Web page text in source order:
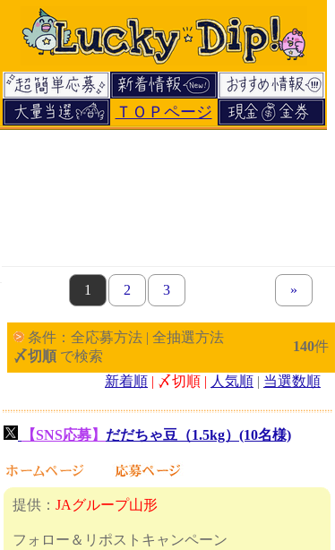
ＴＯＰページ
page
1 page
2 page
3 next set
»
条件：全応募方法 | 全抽選方法
〆切順 で検索
140件
新着順 | 〆切順 | 人気順 | 当選数順
【SNS応募】 だだちゃ豆（1.5kg）(10名様)
提供： JAグループ山形
フォロー＆リポストキャンペーン